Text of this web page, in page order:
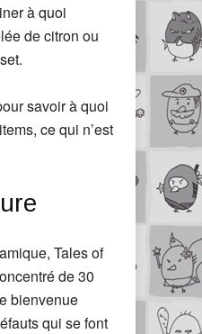
à quoi
de citron ou
savoir à quoi
ce qui n’est
Tales of
de 30
bienvenue
qui se font